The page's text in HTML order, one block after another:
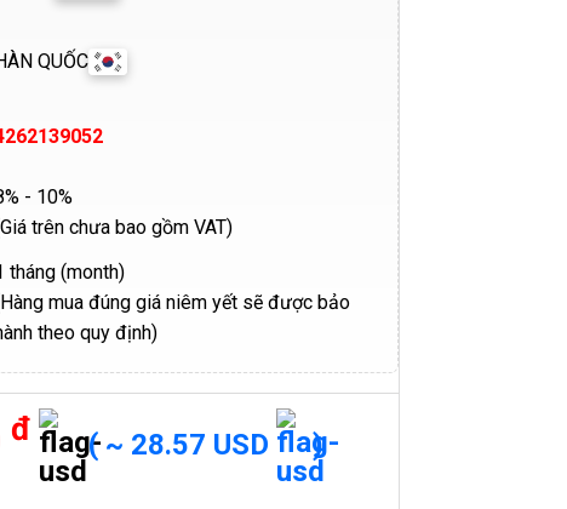
QUỐC
- 10%
trên chưa bao gồm VAT)
tháng (month)
mua đúng giá niêm yết sẽ được bảo
theo quy định)
đ ( ~ 28.57 USD )